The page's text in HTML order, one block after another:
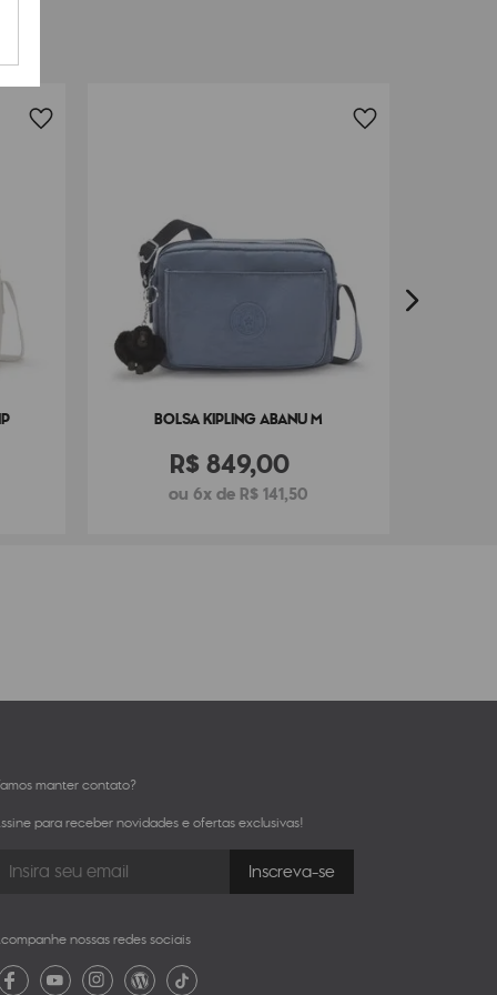
BOLSA KIPLING ABANU M
R$ 849,00
ou 6x de R$ 141,50
manter contato?
para receber novidades e ofertas exclusivas!
nossas redes sociais